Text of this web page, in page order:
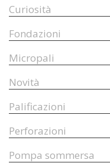
Curiosità
Fondazioni
Micropali
Novità
Palificazioni
Perforazioni
Pompa sommersa